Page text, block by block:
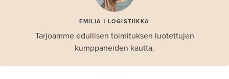
EMILIA | LOGISTIIKKA
Tarjoamme edullisen toimituksen luotettujen
kumppaneiden kautta.